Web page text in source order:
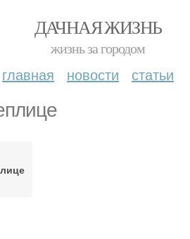
ДАЧНАЯ ЖИЗНЬ
жизнь за городом
главная новости статьи